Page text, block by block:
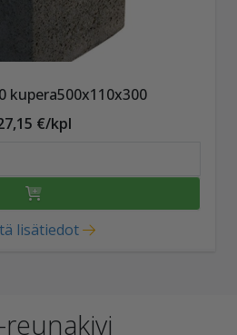
kupera500x110x300
€/kpl
lisätiedot